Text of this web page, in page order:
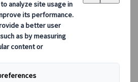
cada temporada
Japón: guía completa
en Japón: guía